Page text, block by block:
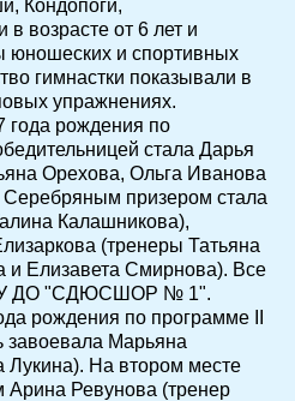
Кондопоги,
возрасте от 6 лет и
юношеских и спортивных
гимнастки показывали в
упражнениях.
года рождения по
стала Дарья
Орехова, Ольга Иванова
призером стала
Калашникова),
(тренеры Татьяна
и Елизавета Смирнова). Все
ДО "СДЮСШОР № 1".
рождения по программе II
завоевала Марьяна
Лукина). На втором месте
Арина Ревунова (тренер